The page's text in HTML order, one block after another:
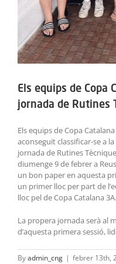
Els equips de Copa
jornada de Rutines
Els equips de Copa
aconseguit classificar-se a
jornada de Rutines
diumenge 9 de febrer a
un bon paper en aquesta
un primer lloc per part de
lloc pel de Copa Catalana 3A.
La propera jornada serà al
d’aquesta primera sessió,
Byadmin_cng | febrer 13th,